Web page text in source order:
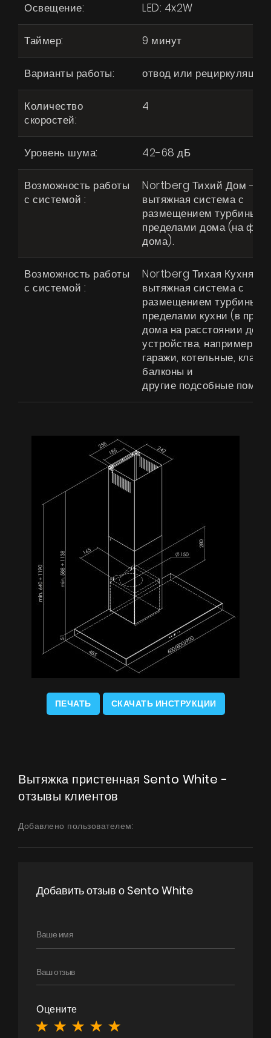
Продукты
О нас
Страница дизайнера
Техническая поддержка
Виртуальный салон
Где купить
Галерея
Контакты
Освещение: LED: 4x2W
Таймер: 9 минут
Варианты работы: отвод или рециркуляция
Количество
скоростей:
4
Уровень шума: 42-68 дБ
Возможность работы
с системой :
Nortberg Тихий Дом -
вытяжная система с
размещением турбины за
пределами дома (на
дома).
Возможность работы
с системой :
Nortberg Тихая Кухня -
вытяжная система с
размещением турбины за
пределами кухни (в
дома на расстоянии до 4
устройства, например
гаражи, котельные,
балконы и
другие подсобные
ПЕЧАТЬ СКАЧАТЬ ИНСТРУКЦИИ
Вытяжка пристенная Sento White -
отзывы клиентов
Добавлено пользователем:
Добавить отзыв о Sento White
Оцените